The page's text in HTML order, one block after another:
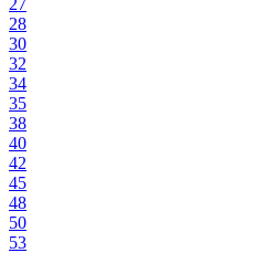
27
28
30
32
34
35
38
40
42
45
48
50
53